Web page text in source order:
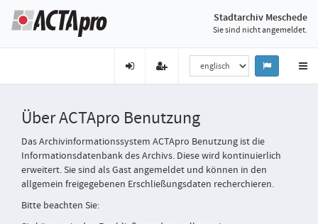
Stadtarchiv Meschede
Sie sind nicht angemeldet.
Über ACTApro Benutzung
Das Archivinformationssystem ACTApro Benutzung ist die
Informationsdatenbank des Archivs. Diese wird kontinuierlich
erweitert. Sie sind als Gast angemeldet und können in den
allgemein freigegebenen Erschließungsdaten recherchieren.
Bitte beachten Sie: